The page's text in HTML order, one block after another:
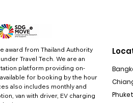
award from Thailand Authority
Travel Tech. We are an
platform providing on-
for booking by the hour
also includes monthly and
van with driver, EV charging